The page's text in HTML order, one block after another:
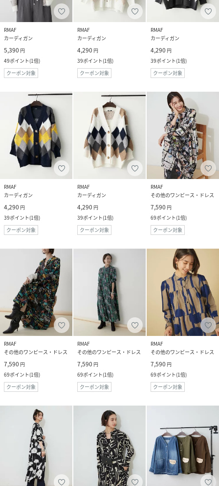
RMAF
カーディガン
5,390 円
49ポイント(1倍)
クーポン対象
RMAF
カーディガン
4,290 円
39ポイント(1倍)
クーポン対象
RMAF
カーディガン
4,290 円
39ポイント(1倍)
クーポン対象
RMAF
カーディガン
4,290 円
39ポイント(1倍)
クーポン対象
RMAF
カーディガン
4,290 円
39ポイント(1倍)
クーポン対象
RMAF
その他のワンピース・ドレス
7,590 円
69ポイント(1倍)
クーポン対象
RMAF
その他のワンピース・ドレス
7,590 円
69ポイント(1倍)
クーポン対象
RMAF
その他のワンピース・ドレス
7,590 円
69ポイント(1倍)
クーポン対象
RMAF
その他のワンピース・ドレス
7,590 円
69ポイント(1倍)
クーポン対象